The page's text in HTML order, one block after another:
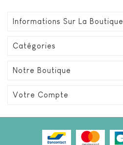
Informations Sur La Boutique
Catégories
Notre Boutique
Votre Compte